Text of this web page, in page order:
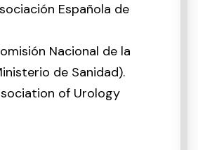
Española de
Nacional de la
de Sanidad).
of Urology